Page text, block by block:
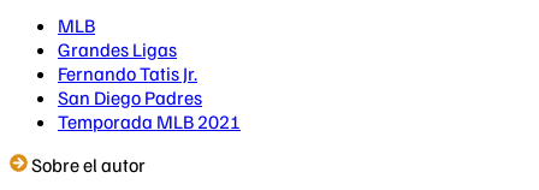
MLB
Grandes Ligas
Fernando Tatis Jr.
San Diego Padres
Temporada MLB 2021
Sobre el autor